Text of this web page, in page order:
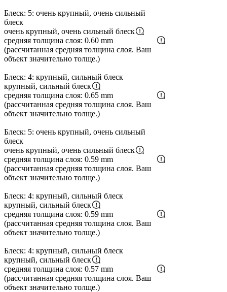
Блеск: 5: очень крупный, очень сильный
блеск
очень крупный, очень сильный блеск
средняя толщина слоя: 0.60 mm
(рассчитанная средняя толщина слоя. Ваш
объект значительно толще.)
Блеск: 4: крупный, сильный блеск
крупный, сильный блеск
средняя толщина слоя: 0.65 mm
(рассчитанная средняя толщина слоя. Ваш
объект значительно толще.)
Блеск: 5: очень крупный, очень сильный
блеск
очень крупный, очень сильный блеск
средняя толщина слоя: 0.59 mm
(рассчитанная средняя толщина слоя. Ваш
объект значительно толще.)
Блеск: 4: крупный, сильный блеск
крупный, сильный блеск
средняя толщина слоя: 0.59 mm
(рассчитанная средняя толщина слоя. Ваш
объект значительно толще.)
Блеск: 4: крупный, сильный блеск
крупный, сильный блеск
средняя толщина слоя: 0.57 mm
(рассчитанная средняя толщина слоя. Ваш
объект значительно толще.)